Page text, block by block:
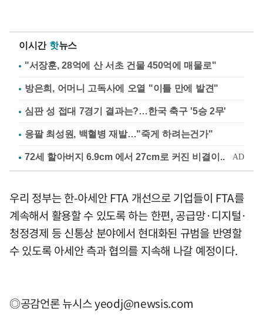
이시간 핫뉴스
"서장훈, 28억에 산 서초 건물 450억에 매물로"
방은희, 어머니 고독사에 오열 "이틀 만에 발견"
심판 성 접대 7경기 결과는?…한국 축구 '5승 2무'
응팔 최성원, 백혈병 재발…"죽게 하려는건가"
우리 정부는 한-아세안 FTA 개선으로 기업들이 FTA를
계속해서 활용할 수 있도록 하는 한편, 공급망·디지털·
청정경제 등 신통상 분야에서 현대화된 규범을 반영할
수 있도록 아세안 측과 협의를 지속해 나갈 예정이다.
◎공감언론 뉴시스yeodj@newsis.com